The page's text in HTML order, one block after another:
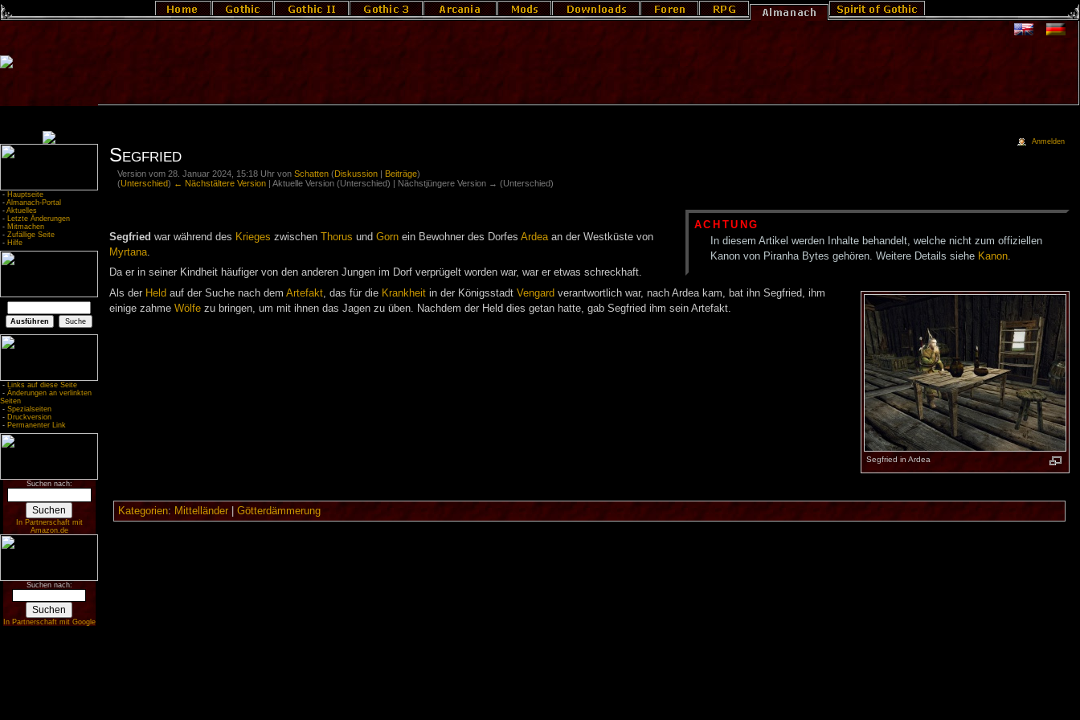
- Hauptseite
- Almanach-Portal
- Aktuelles
- Letzte Änderungen
- Mitmachen
- Zufällige Seite
- Hilfe
- Links auf diese Seite
- Änderungen an verlinkten
Seiten
- Spezialseiten
- Druckversion
- Permanenter Link
Suchen nach:
In Partnerschaft mit
Amazon.de
Suchen nach:
In Partnerschaft mit Google
Segfried
Version vom 28. Januar 2024, 15:18 Uhr vonSchatten (Diskussion | Beiträge)
(Unterschied) ← Nächstältere Version | Aktuelle Version (Unterschied) | Nächstjüngere Version → (Unterschied)
ACHTUNG
In diesem Artikel werden Inhalte behandelt, welche nicht zum offiziellen
Kanon von Piranha Bytes gehören. Weitere Details siehe Kanon.
Segfried in Ardea
Segfried war während des Krieges zwischen Thorus und Gornein Bewohner des Dorfes Ardeaan der Westküste von
Myrtana.
Da er in seiner Kindheit häufiger von den anderen Jungen im Dorf verprügelt worden war, war er etwas schreckhaft.
Als der Held auf der Suche nach dem Artefakt, das für die Krankheitin der Königsstadt Vengard verantwortlich war, nach Ardea kam, bat ihn Segfried, ihm
einige zahme Wölfezu bringen, um mit ihnen das Jagen zu üben. Nachdem der Held dies getan hatte, gab Segfried ihm sein Artefakt.
Kategorien: Mittelländer| Götterdämmerung
Anmelden